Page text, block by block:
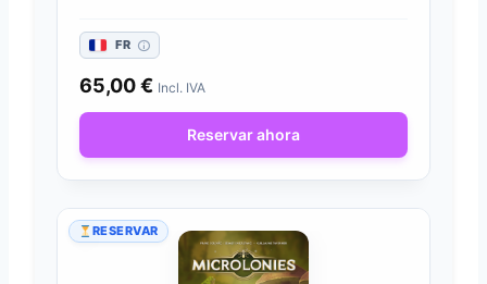
FR
65,00€ Incl. IVA
Reservar ahora
RESERVAR